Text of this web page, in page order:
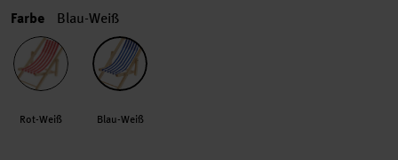
Farbe Blau-Weiß
Rot-Weiß Blau-Weiß